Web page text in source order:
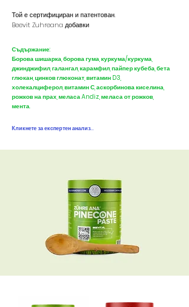
Той е сертифициран и патентован.
Beevit Zuhreana добавки
Съдържание:
Борова шишарка, борова гума, куркума/куркума,
джинджифил, галангал, карамфил, пайпер кубеба, бета
глюкан, цинков глюконат, витамин D3,
холекалциферол, витамин С, аскорбинова киселина,
рожков на прах, меласа Andiz, меласа от рожков,
мента.
Кликнете за експертен анализ...